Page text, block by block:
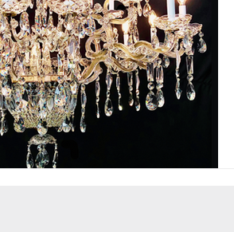
el candil frances Candiles de techo
candiles de esferas lampara de
candelabros de hierro limpieza de